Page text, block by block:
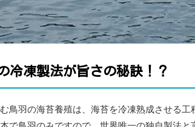
冷凍製法が旨さの秘訣！？
鳥羽の海苔養殖は、海苔を冷凍熟成させる